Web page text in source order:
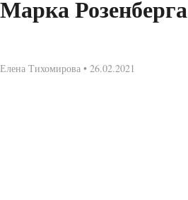
Марка Розенберга
Елена Тихомирова • 26.02.2021